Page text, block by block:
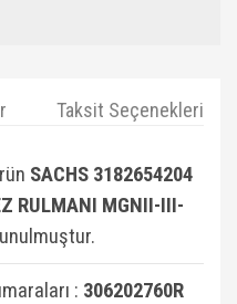
Taksit Seçenekleri
SACHS 3182654204
RULMANI MGNII-III-
: 306202760R